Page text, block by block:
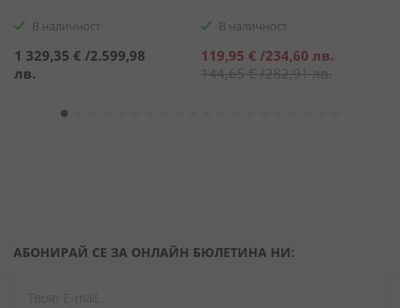
В наличност
1 329,35 € /2.599,98
лв.
В наличност
Специална
цена
119,95 € /234,60 лв.
144,65 €/282,91 лв.
АБОНИРАЙ СЕ ЗА ОНЛАЙН БЮЛЕТИНА НИ: